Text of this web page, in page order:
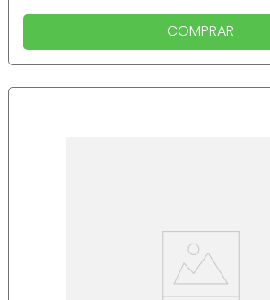
COMPRAR